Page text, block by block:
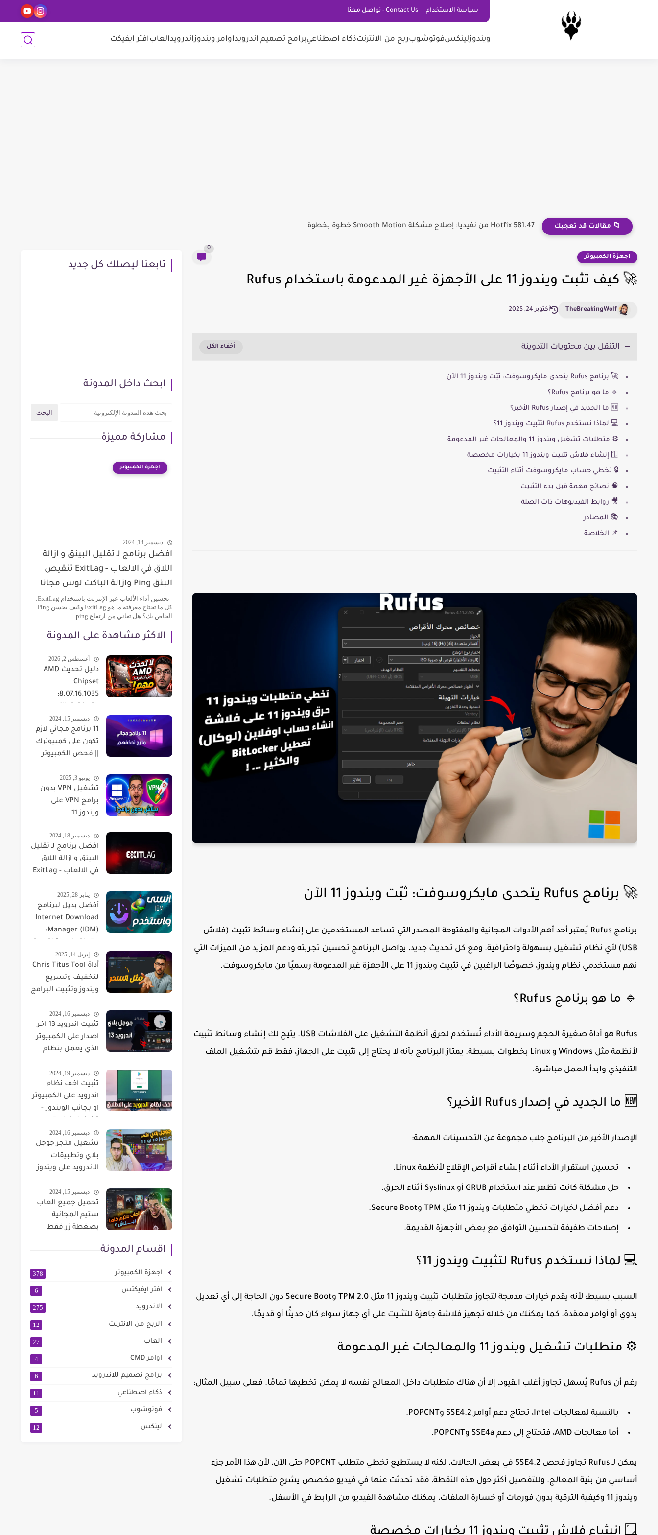
سياسة الاستخدام Contact Us - تواصل معنا
ويندوزلينكسفوتوشوبربح من الانترنتذكاء اصطناعيبرامج تصميم اندرويداوامر ويندوزاندرويدالعابافتر ايفيكت
📁 مقالات قد تعجبك Hotfix 581.47 من نفيديا: إصلاح مشكلة Smooth Motion خطوة بخطوة
اجهزة الكمبيوتر
0
🚀 كيف تثبت ويندوز 11 على الأجهزة غير المدعومة باستخدام Rufus
TheBreakingWolf أكتوبر 24, 2025
التنقل بين محتويات التدوينة
🚀 برنامج Rufus يتحدى مايكروسوفت: ثبّت ويندوز 11 الآن
🔹 ما هو برنامج Rufus؟
🆕 ما الجديد في إصدار Rufus الأخير؟
💻 لماذا نستخدم Rufus لتثبيت ويندوز 11؟
⚙️ متطلبات تشغيل ويندوز 11 والمعالجات غير المدعومة
🪟 إنشاء فلاش تثبيت ويندوز 11 بخيارات مخصصة
🔒 تخطي حساب مايكروسوفت أثناء التثبيت
🧠 نصائح مهمة قبل بدء التثبيت
🎥 روابط الفيديوهات ذات الصلة
📚 المصادر
📌 الخلاصة
🚀 برنامج Rufus يتحدى مايكروسوفت: ثبّت ويندوز 11 الآن
برنامج Rufus يُعتبر أحد أهم الأدوات المجانية والمفتوحة المصدر التي تساعد المستخدمين على إنشاء وسائط تثبيت (فلاش
USB) لأي نظام تشغيل بسهولة واحترافية. ومع كل تحديث جديد، يواصل البرنامج تحسين تجربته ودعم المزيد من الميزات التي
تهم مستخدمي نظام ويندوز، خصوصًا الراغبين في تثبيت ويندوز 11 على الأجهزة غير المدعومة رسميًا من مايكروسوفت.
🔹 ما هو برنامج Rufus؟
Rufus هو أداة صغيرة الحجم وسريعة الأداء تُستخدم لحرق أنظمة التشغيل على الفلاشات USB. يتيح لك إنشاء وسائط تثبيت
لأنظمة مثل Windows و Linux بخطوات بسيطة. يمتاز البرنامج بأنه لا يحتاج إلى تثبيت على الجهاز، فقط قم بتشغيل الملف
التنفيذي وابدأ العمل مباشرة.
🆕 ما الجديد في إصدار Rufus الأخير؟
الإصدار الأخير من البرنامج جلب مجموعة من التحسينات المهمة:
تحسين استقرار الأداء أثناء إنشاء أقراص الإقلاع لأنظمة Linux
.
حل مشكلة كانت تظهر عند استخدام GRUB أو Syslinux أثناء الحرق.
دعم أفضل لخيارات تخطي متطلبات ويندوز 11 مثل TPM وSecure Boot
.
إصلاحات طفيفة لتحسين التوافق مع بعض الأجهزة القديمة.
💻 لماذا نستخدم Rufus لتثبيت ويندوز 11؟
السبب بسيط: لأنه يقدم خيارات مدمجة لتجاوز متطلبات تثبيت ويندوز 11 مثل TPM 2.0 وSecure Boot دون الحاجة إلى أي تعديل
يدوي أو أوامر معقدة. كما يمكنك من خلاله تجهيز فلاشة جاهزة للتثبيت على أي جهاز سواء كان حديثًا أو قديمًا.
⚙️ متطلبات تشغيل ويندوز 11 والمعالجات غير المدعومة
رغم أن Rufus يُسهل تجاوز أغلب القيود، إلا أن هناك متطلبات داخل المعالج نفسه لا يمكن تخطيها تمامًا. فعلى سبيل المثال:
بالنسبة لمعالجات Intel، تحتاج دعم أوامرSSE4.2 و POPCNT
.
أما معالجات AMD، فتحتاج إلى دعم SSE4a و POPCNT
.
يمكن لـ Rufus تجاوز فحص SSE4.2 في بعض الحالات، لكنه لا يستطيع تخطي متطلب POPCNT حتى الآن، لأن هذا الأمر جزء
أساسي من بنية المعالج. وللتفصيل أكثر حول هذه النقطة، فقد تحدثت عنها في فيديو مخصص يشرح متطلبات تشغيل
ويندوز 11 وكيفية الترقية بدون فورمات أو خسارة الملفات، يمكنك مشاهدة الفيديو من الرابط في الأسفل.
🪟 إنشاء فلاش تثبيت ويندوز 11 بخيارات مخصصة
تابعنا ليصلك كل جديد
ابحث داخل المدونة
مشاركة مميزة
اجهزة الكمبيوتر
ديسمبر 18, 2024
افضل برنامج لـ تقليل البينق و ازالة
اللاق في الالعاب - ExitLag تنقيص
البنق Ping وازالة الباكت لوس مجانا
تحسين أداء الألعاب عبر الإنترنت باستخدام ExitLag:
كل ما تحتاج معرفته ما هو ExitLag وكيف يحسن Ping
الخاص بك؟ هل تعاني من ارتفاع ping ...
الاكثر مشاهدة على المدونة
أغسطس 2, 2026
دليل تحديث AMD
Chipset
8.07.16.1035:
والحلول
ديسمبر 15, 2024
11 برنامج مجاني لازم
تكون على كمبيوترك
|| فحص الكمبيوتر
القطع
يونيو 3, 2025
تشغيل VPN بدون
برامج VPN على
ويندوز 11
ديسمبر 18, 2024
افضل برنامج لـ تقليل
البينق و ازالة اللاق
في الالعاب - ExitLag
وازالة الباكت لوس
مجانا
يناير 28, 2025
أفضل بديل لبرنامج
Internet Download
Manager (IDM):
تحميل الملفات
إبريل 14, 2025
أداة Chris Titus Tool
لتخفيف وتسريع
ويندوز وتثبيت البرامج
ديسمبر 16, 2024
تثبيت اندرويد 13 اخر
اصدار على الكمبيوتر
الذي يعمل بنظام
ديسمبر 19, 2024
تثبيت اخف نظام
اندرويد على الكمبيوتر
او بجانب الويندوز -
الكمبيوتر FydeOS
ديسمبر 16, 2024
تشغيل متجر جوجل
بلاي وتطبيقات
الاندرويد على ويندوز
ديسمبر 15, 2024
تحميل جميع العاب
ستيم المجانية
بضغطة زر فقط
اقسام المدونة
اجهزة الكمبيوتر 378
افتر ايفيكتس 6
الاندرويد 275
الربح من الانترنت 12
العاب 27
اوامر CMD 4
برامج تصميم للاندرويد 6
ذكاء اصطناعي 11
فوتوشوب 5
لينكس 12